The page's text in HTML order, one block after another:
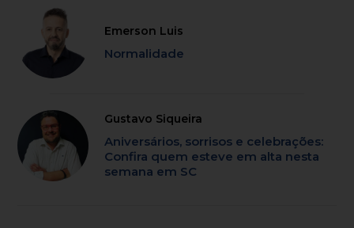
Emerson Luis
Normalidade
Gustavo Siqueira
Aniversários, sorrisos e celebrações:
Confira quem esteve em alta nesta
semana em SC